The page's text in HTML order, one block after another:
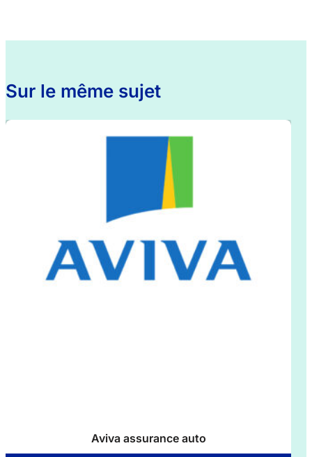
Sur le même sujet
Aviva assurance auto